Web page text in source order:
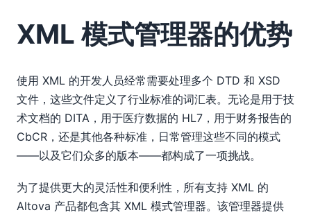
XML 模式管理器的优势
使用 XML 的开发人员经常需要处理多个 DTD 和 XSD
文件，这些文件定义了行业标准的词汇表。无论是用于技
术文档的 DITA，用于医疗数据的 HL7，用于财务报告的
CbCR，还是其他各种标准，日常管理这些不同的模式
——以及它们众多的版本——都构成了一项挑战。
为了提供更大的灵活性和便利性，所有支持 XML 的
Altova 产品都包含其 XML 模式管理器。该管理器提供